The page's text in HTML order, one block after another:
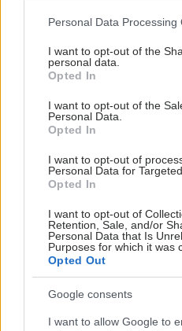
Please note that this website/
not limited to your visit or
grant or deny consent to
use your data for below
consent section.
Personal Data Processing
I want to opt-out of the
personal data.
Opted In
I want to opt-out of the
Personal Data.
Opted In
I want to opt-out of
Personal Data for
Opted In
I want to opt-out of
Retention, Sale, and/or
Personal Data that Is
Purposes for which it was
Opted Out
Google consents
I want to allow Google to